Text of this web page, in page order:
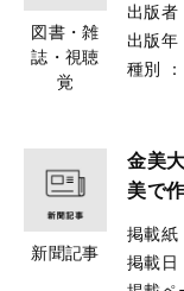
図書・雑
誌・視聴
覚
出版者
出版年
種別
：
新聞記事
金美
美で
掲載紙
掲載日